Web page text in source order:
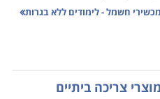
ממייבש שיער ועד
בעיה במכשיר שפג תוקף
חשמל - לימודים ללא בגרות
צריכה ביתיים